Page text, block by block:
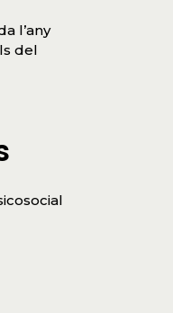
l’any
del